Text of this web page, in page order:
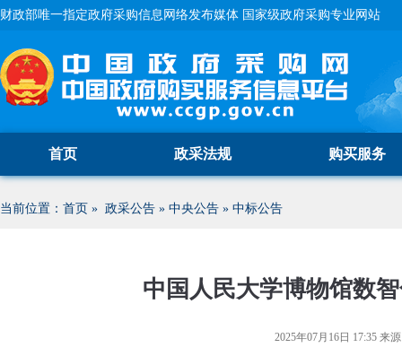
财政部唯一指定政府采购信息网络发布媒体 国家级政府采购专业网站
首页 政采法规 购买服务
当前位置： 首页 » 政采公告 » 中央公告 » 中标公告
中国人民大学博物馆数
2025年07月16日 17:35 来